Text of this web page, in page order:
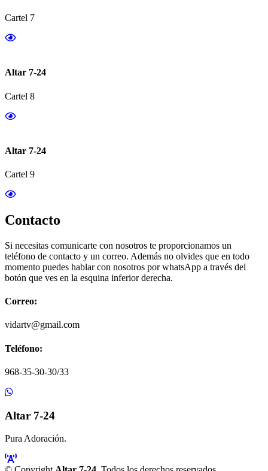
Cartel 7
Altar 7-24
Cartel 8
Altar 7-24
Cartel 9
Contacto
Si necesitas comunicarte con nosotros te proporcionamos un
teléfono de contacto y un correo. Además no olvides que en todo
momento puedes hablar con nosotros por whatsApp a través del
botón que ves en la esquina inferior derecha.
Correo:
vidartv@gmail.com
Teléfono:
968-35-30-30/33
Altar 7-24
Pura Adoración.